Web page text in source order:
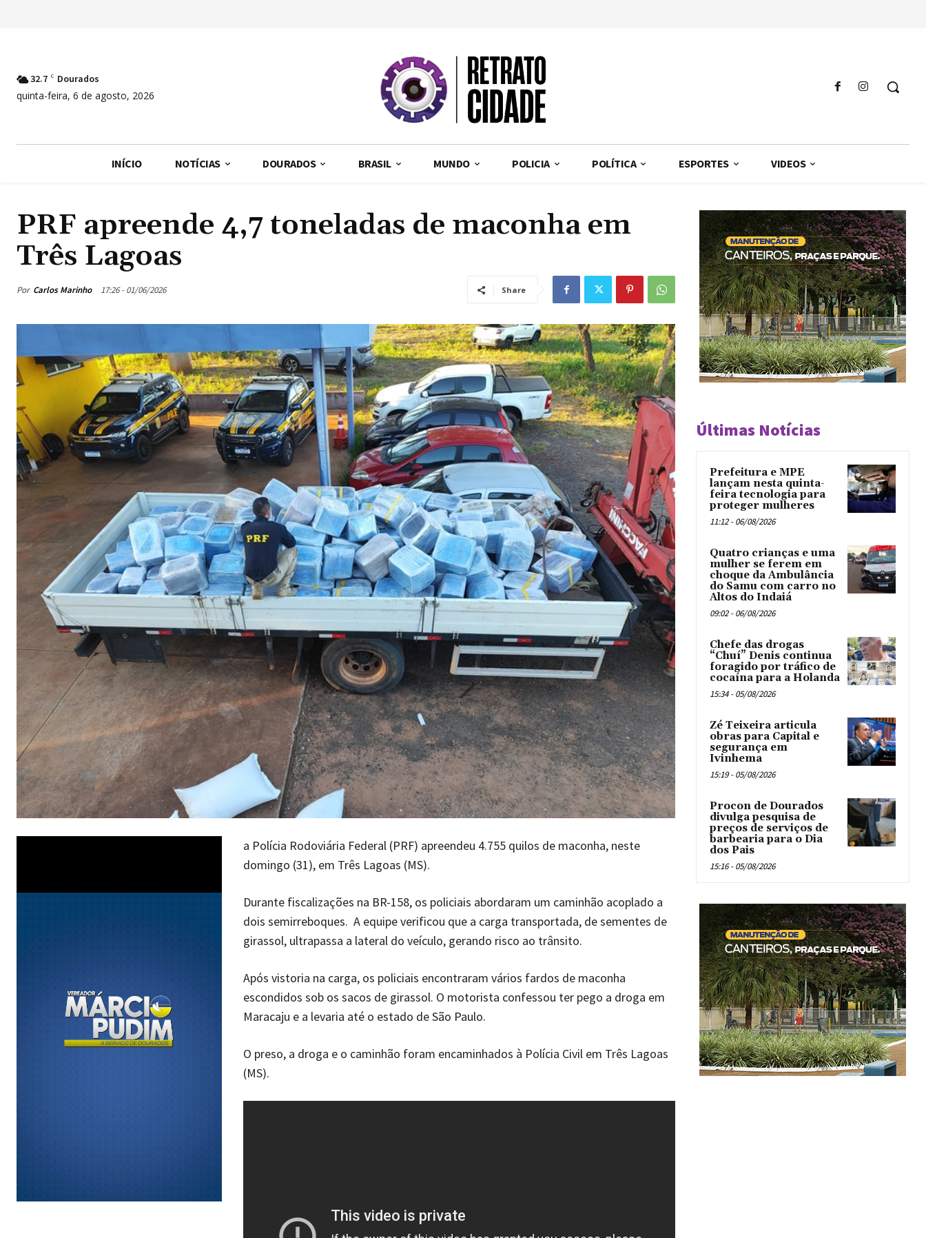
32.7 C Dourados
quinta-feira, 6 de agosto, 2026
INÍCIO NOTÍCIAS DOURADOS BRASIL MUNDO POLICIA POLÍTICA ESPORTES VIDEOS
PRF apreende 4,7 toneladas de maconha em
Três Lagoas
Por Carlos Marinho 17:26 - 01/06/2026 Share
a Polícia Rodoviária Federal (PRF) apreendeu 4.755 quilos de maconha, neste
domingo (31), em Três Lagoas (MS).
Durante fiscalizações na BR-158, os policiais abordaram um caminhão acoplado a
dois semirreboques. A equipe verificou que a carga transportada, de sementes de
girassol, ultrapassa a lateral do veículo, gerando risco ao trânsito.
Após vistoria na carga, os policiais encontraram vários fardos de maconha
escondidos sob os sacos de girassol. O motorista confessou ter pego a droga em
Maracaju e a levaria até o estado de São Paulo.
O preso, a droga e o caminhão foram encaminhados à Polícia Civil em Três Lagoas
(MS).
Últimas Notícias
Prefeitura e MPE
lançam nesta quinta-
feira tecnologia para
proteger mulheres
11:12 - 06/08/2026
Quatro crianças e uma
mulher se ferem em
choque da Ambulância
do Samu com carro no
Altos do Indaiá
09:02 - 06/08/2026
Chefe das drogas
“Chuí” Denis continua
foragido por tráfico de
cocaína para a Holanda
15:34 - 05/08/2026
Zé Teixeira articula
obras para Capital e
segurança em
Ivinhema
15:19 - 05/08/2026
Procon de Dourados
divulga pesquisa de
preços de serviços de
barbearia para o Dia
dos Pais
15:16 - 05/08/2026